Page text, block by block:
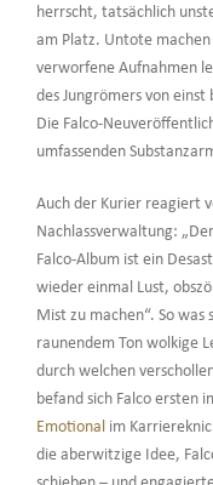
herrscht, tatsächlich
am Platz. Untote
verworfene Aufnahmen
des Jungrömers von
Die Falco-
umfassenden
Auch der Kurier reagiert
Nachlassverwaltung:
Falco-Album ist ein
wieder einmal Lust,
Mist zu machen“. So
raunendem Ton wolkige
durch welchen
befand sich Falco ersten
Emotionalim
die aberwitzige Idee,